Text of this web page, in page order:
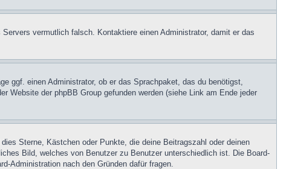
vermutlich falsch. Kontaktiere einen Administrator, damit er das
ggf. einen Administrator, ob er das Sprachpaket, das du benötigst,
Website der phpBB Group gefunden werden (siehe Link am Ende jeder
Sterne, Kästchen oder Punkte, die deine Beitragszahl oder deinen
Bild, welches von Benutzer zu Benutzer unterschiedlich ist. Die Board-
Administration nach den Gründen dafür fragen.